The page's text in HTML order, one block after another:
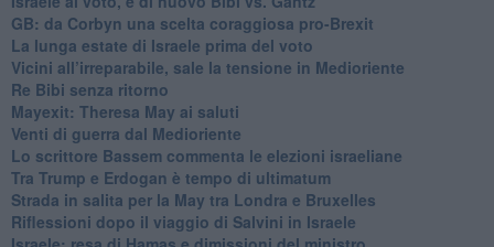
GB: da Corbyn una scelta coraggiosa pro-Brexit
La lunga estate di Israele prima del voto
Vicini all’irreparabile, sale la tensione in Medioriente
Re Bibi senza ritorno
Mayexit: Theresa May ai saluti
Venti di guerra dal Medioriente
Lo scrittore Bassem commenta le elezioni israeliane
Tra Trump e Erdogan è tempo di ultimatum
Strada in salita per la May tra Londra e Bruxelles
Riflessioni dopo il viaggio di Salvini in Israele